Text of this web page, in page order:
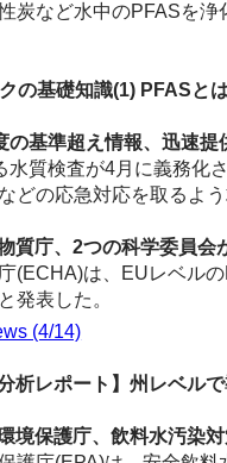
炭など水中のPFASを浄
の基礎知識(1) PFASと
基準超え情報、迅速
質検査が4月に義務化
どの応急対応を取るよう
質庁、2つの科学委員会
(ECHA)は、EUレベルの
発表した。
(4/14)
析レポート】州レベル
境保護庁、飲料水汚染